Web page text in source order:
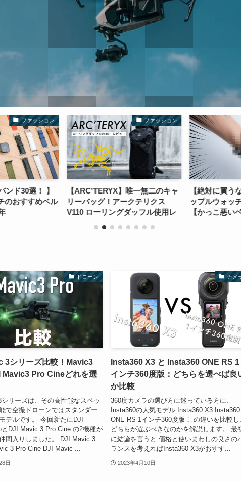
ファッション
ンド30選！ 】
のおすすめベル
ファッション
【ARC’TERYX】唯一無二のキャ
リーバッグ！アークテリクス
V110 ローリングダッフル使用レ
【絶対に買う
ップルウォッ
【かっこ悪い
ドローン
3シリーズ比較！Mavic3
Mavic3 Pro Cineどれを選
リーズは、その高性能なスペッ
で空撮ドローンではスタンダー
デルです。 今回新たにDJI
とDJI Mavic 3 Pro Cine の2機種が
間入りしました。 DJI Mavic 3
3 Pro Cine DJI Mavic ...
日
カメ
Insta360 X3 と Insta360 ONE RS 1
インチ360度版：どちらを選べば良
か比較
360度カメラの選び方に迷っている方に、
Insta360の人気モデル Insta360 X3 Insta360
ONE RS 1インチ360度版 この違いを比較し
どちらが選ぶべきなのかを解説します。 最
に結論を言うと 価格と使いまわしの良さの
ランスを考えればInsta360 X3がおすす...
2023年4月10日